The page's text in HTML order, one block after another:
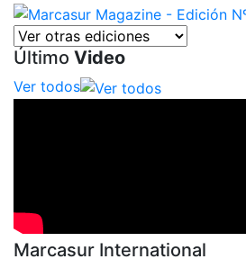
Último Video
Ver todos
Marcasur International